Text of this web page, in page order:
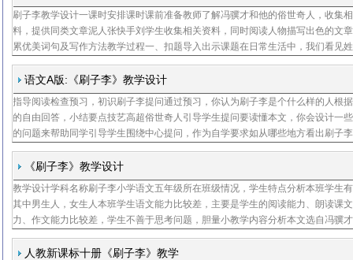
刷子李教学设计一课时安排课时课前准备教师了解冯骥才和他的俗世奇人，收集
料，提供同类文章泥人张快手刘学生收集相关资料，同时阅读人物描写出色的文
累优美词句及写作方法教学过程一、扣题导入出示课题在日常生活中，我们看见
老师称李老师，看见姓李的会计称李会计，看见姓李的厂长称李厂长，那看见姓
刷师傅，
语文A版:《刷子李》教学设计
指导阅读检查预习，初识刷子李提问通过预习，你认为刷子李是个什么样的人根
的自由回答，小结要点技艺高超俗世奇人引导学生提问要读懂本文，你会设计一
的问题来帮助同学引导学生围绕中心提问，作为自学要求如从哪些地方看出刷子
高超指导阅读自读提示，勾画要点，补充自学要求刷子李的技艺高超表现在哪些
家冯骥才
《刷子李》教学设计
教学设计学科名称刷子李小学语文五年级所在班级情况，学生特点分析本班学生
其中男生人，女生人本班学生语文能力比较差，主要是学生的阅读能力、朗读课
力、作文能力比较差，学生不善于思考问题，胆量小教学内容分析本文选自冯骥
世奇人本篇短文以刷子李的高超手艺为话题，描写了一位俗世中的奇人、教学目
课文，了
人教新课标十册《刷子李》教学